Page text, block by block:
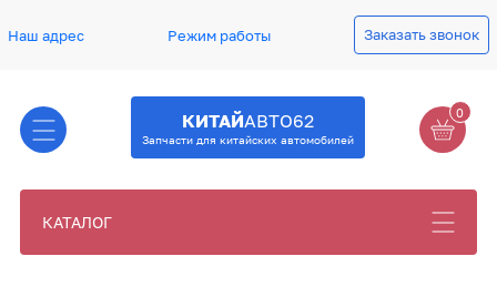
Наш адрес Режим работы Заказать звонок
КИТАЙАВТО62
Запчасти для китайских автомобилей
0
КАТАЛОГ